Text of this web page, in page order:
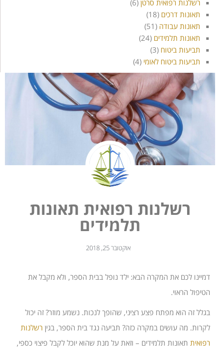
רשלנות רפואית סרטן (6)
תאונות דרכים (18)
תאונות עבודה (51)
תאונות תלמידים (24)
תביעות ביטוח (3)
תביעות ביטוח לאומי (4)
רשלנות רפואית תאונות
תלמידים
אוקטובר 25, 2018
דמיינו לכם את המקרה הבא: ילד נופל בבית הספר, ולא מקבל את
הטיפול הראוי.
בגלל זה הוא מפתח פצע רציני, שהופך לנכות. נשמע מוזר? זה יכול
לקרות. מה עושים במקרה כזה? תביעה נגד בית הספר, בגין רשלנות
רפואית תאונות תלמידים – וזאת על מנת שהוא יוכל לקבל פיצוי כספי,